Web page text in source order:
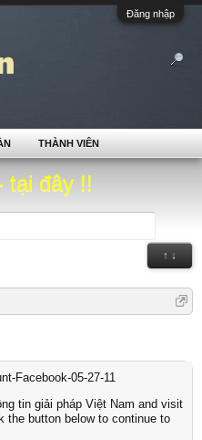
Đăng nhập
tại đây !!
↑ ↓
Facebook-05-27-11
tin giải pháp Việt Nam and visit
the button below to continue to
THÀNH VIÊN